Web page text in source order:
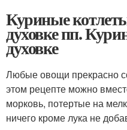
Куриные
духовке пп.
духовке
Любые овощи прекрасно
этом рецепте можно
морковь, потертые на
ничего кроме лука не